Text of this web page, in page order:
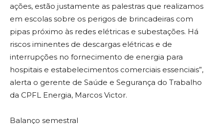
ações, estão justamente as palestras que realizamos
em escolas sobre os perigos de brincadeiras com
pipas próximo às redes elétricas e subestações. Há
riscos iminentes de descargas elétricas e de
interrupções no fornecimento de energia para
hospitais e estabelecimentos comerciais essenciais”,
alerta o gerente de Saúde e Segurança do Trabalho
da CPFL Energia, Marcos Victor.
Balanço semestral